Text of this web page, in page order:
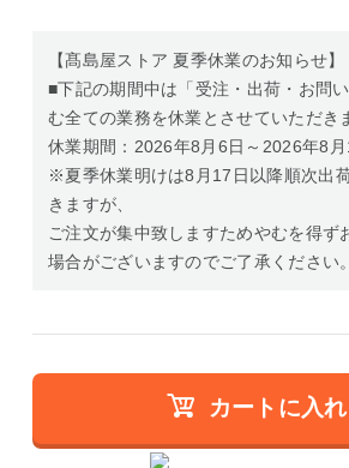
【髙島屋ストア 夏季休業のお知らせ】
■下記の期間中は「受注・出荷・お問
む全ての業務を休業とさせていただき
休業期間：2026年8月6日～2026年8月
※夏季休業明けは8月17日以降順次出
きますが、
ご注文が集中致しますためやむを得ず
場合がございますのでご了承ください。
カートに入